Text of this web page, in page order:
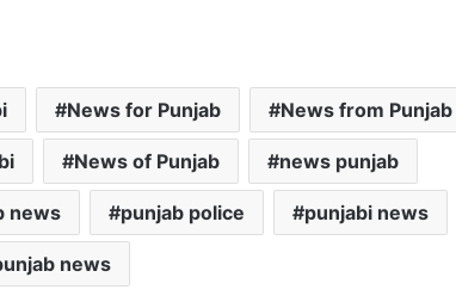
News for Punjab News from Punjab
News of Punjab news punjab
news punjab police punjabi news
news